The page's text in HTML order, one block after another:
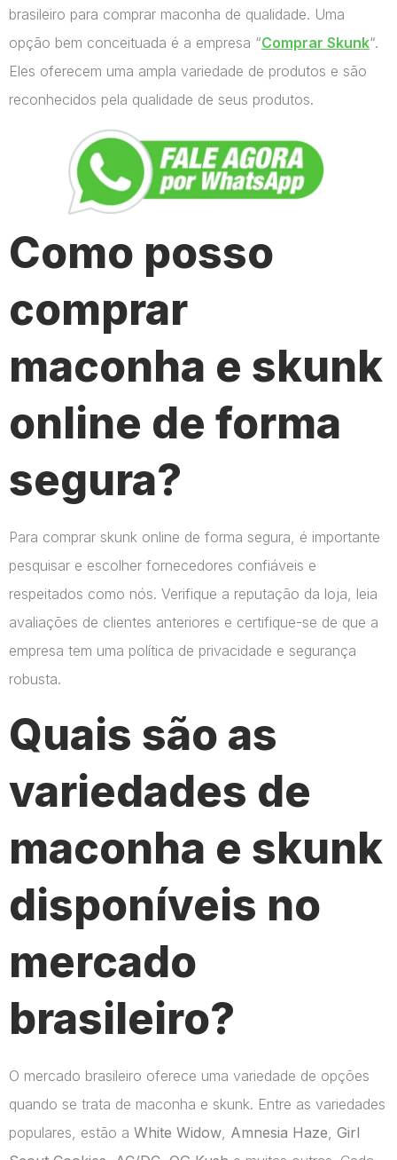
brasileiro para comprar maconha de qualidade. Uma
opção bem conceituada é a empresa “Comprar Skunk“.
Eles oferecem uma ampla variedade de produtos e são
reconhecidos pela qualidade de seus produtos.
Como posso
comprar
maconha e skunk
online de forma
segura?
Para comprar skunk online de forma segura, é importante
pesquisar e escolher fornecedores confiáveis e
respeitados como nós. Verifique a reputação da loja, leia
avaliações de clientes anteriores e certifique-se de que a
empresa tem uma política de privacidade e segurança
robusta.
Quais são as
variedades de
maconha e skunk
disponíveis no
mercado
brasileiro?
O mercado brasileiro oferece uma variedade de opções
quando se trata de maconha e skunk. Entre as variedades
populares, estão a White Widow Amnesia Haze Girl